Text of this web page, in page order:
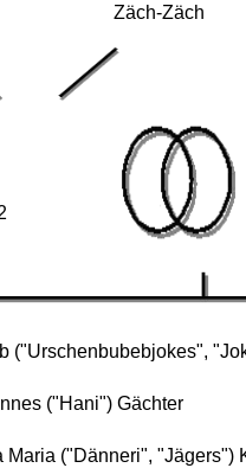
Zäch-Zäch
("Urschenbubebjokes",
("Hani") Gächter
Maria ("Dänneri", "Jägers")